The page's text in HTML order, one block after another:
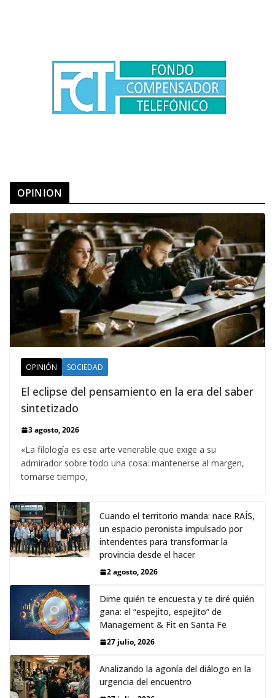
OPINION
OPINIÓN SOCIEDAD
El eclipse del pensamiento en la era del saber
sintetizado
3 agosto, 2026
«La filología es ese arte venerable que exige a su
admirador sobre todo una cosa: mantenerse al margen,
tomarse tiempo,
Cuando el territorio manda: nace RAÍS,
un espacio peronista impulsado por
intendentes para transformar la
provincia desde el hacer
2 agosto, 2026
Dime quién te encuesta y te diré quién
gana: el “espejito, espejito” de
Management & Fit en Santa Fe
27 julio, 2026
Analizando la agonía del diálogo en la
urgencia del encuentro